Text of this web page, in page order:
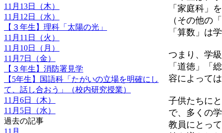
11月13日（木）
11月12日（水）
【３年生】理科「太陽の光」
11月11日（火）
11月10日（月）
11月7日（金）
【３年生】消防署見学
【5年生】国語科「たがいの立場を明確にし
て、話し合おう」（校内研究授業）
11月6日（木）
11月5日（水）
過去の記事
11月
「家庭科」
（その他の
「算数」は
つまり、学
「道徳」「
容によって
子供たちに
で、多くの
教員にとっ